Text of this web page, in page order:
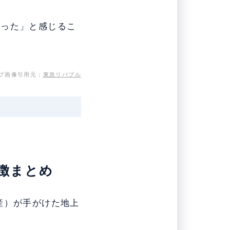
た」と感じるこ
画像引用元： 東急リバブル
まとめ
が手がけた地上